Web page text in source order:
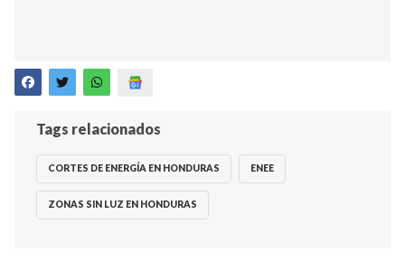
Tags relacionados
CORTES DE ENERGÍA EN HONDURAS ENEE
ZONAS SIN LUZ EN HONDURAS